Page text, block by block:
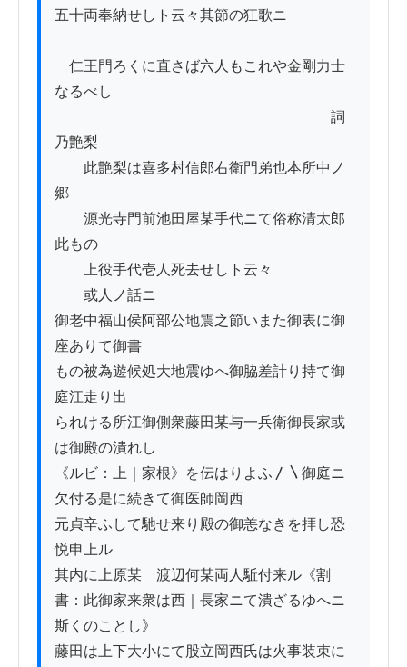
五十両奉納せしト云々其節の狂歌ニ
仁王門ろくに直さば六人もこれや金剛力士
なるべし
詞
乃艶梨
此艶梨は喜多村信郎右衛門弟也本所中ノ
郷
源光寺門前池田屋某手代ニて俗称清太郎
此もの
上役手代壱人死去せしト云々
或人ノ話ニ
御老中福山侯阿部公地震之節いまた御表に御
座ありて御書
もの被為遊候処大地震ゆへ御脇差計り持て御
庭江走り出
られける所江御側衆藤田某与一兵衛御長家或
は御殿の潰れし
《ルビ：上｜家根》を伝はりよふ〳〵御庭ニ
欠付る是に続きて御医師岡西
元貞辛ふして馳せ来り殿の御恙なきを拝し恐
悦申上ル
其内に上原某　渡辺何某両人駈付来ル《割
書：此御家来衆は西｜長家ニて潰ざるゆへニ
斯くのことし》
藤田は上下大小にて股立岡西氏は火事装束に